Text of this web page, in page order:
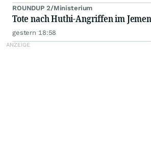
ROUNDUP 2/Ministerium
Tote nach Huthi-Angriffen im Jemen
gestern 18:58